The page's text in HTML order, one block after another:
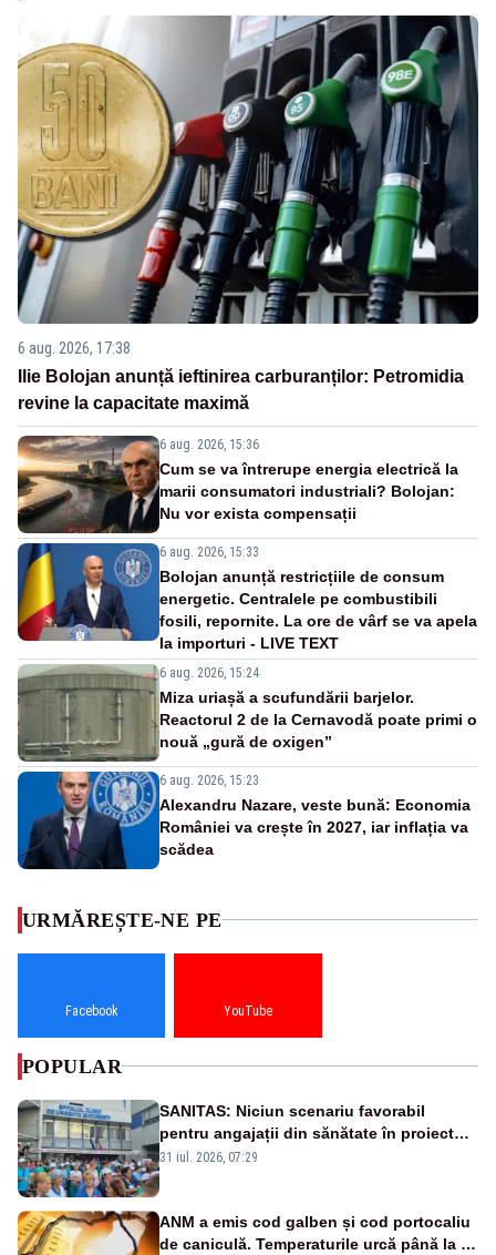
6 aug. 2026, 17:38
Ilie Bolojan anunță ieftinirea carburanților: Petromidia
revine la capacitate maximă
6 aug. 2026, 15:36
Cum se va întrerupe energia electrică la
marii consumatori industriali? Bolojan:
Nu vor exista compensații
6 aug. 2026, 15:33
Bolojan anunță restricțiile de consum
energetic. Centralele pe combustibili
fosili, repornite. La ore de vârf se va apela
la importuri - LIVE TEXT
6 aug. 2026, 15:24
Miza uriașă a scufundării barjelor.
Reactorul 2 de la Cernavodă poate primi o
nouă „gură de oxigen”
6 aug. 2026, 15:23
Alexandru Nazare, veste bună: Economia
României va crește în 2027, iar inflația va
scădea
URMĂREȘTE-NE PE
Facebook YouTube
POPULAR
SANITAS: Niciun scenariu favorabil
pentru angajații din sănătate în proiectul
Legii salarizării
31 iul. 2026, 07:29
ANM a emis cod galben și cod portocaliu
de caniculă. Temperaturile urcă până la 38